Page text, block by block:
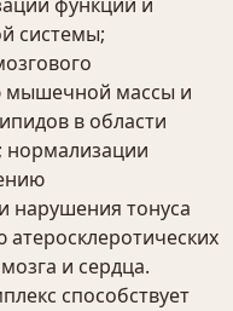
системы;
мышечной массы и
в области
нормализации
нарушения тонуса
и сердца.
способствует